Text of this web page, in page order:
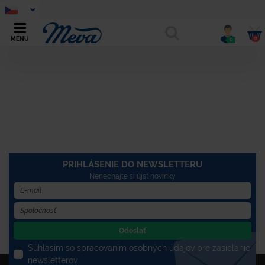
MENU 0 0
PRIHLÁSENIE DO NEWSLETTERU
Nenechajte si újsť novinky
Odoslať
Súhlasím so spracovaním osobných údajov pre zasielanie
newsletterov